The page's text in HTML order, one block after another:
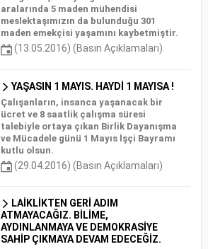
aralarında 5 maden mühendisi
meslektaşımızın da bulunduğu 301
maden emekçisi yaşamını kaybetmiştir.
(13.05.2016) (Basın Açıklamaları)
YAŞASIN 1 MAYIS. HAYDİ 1 MAYISA !
Çalışanların, insanca yaşanacak bir
ücret ve 8 saatlik çalışma süresi
talebiyle ortaya çıkan Birlik Dayanışma
ve Mücadele günü 1 Mayıs İşçi Bayramı
kutlu olsun.
(29.04.2016) (Basın Açıklamaları)
LAİKLİKTEN GERİ ADIM
ATMAYACAĞIZ. BİLİME,
AYDINLANMAYA VE DEMOKRASİYE
SAHİP ÇIKMAYA DEVAM EDECEĞİZ.